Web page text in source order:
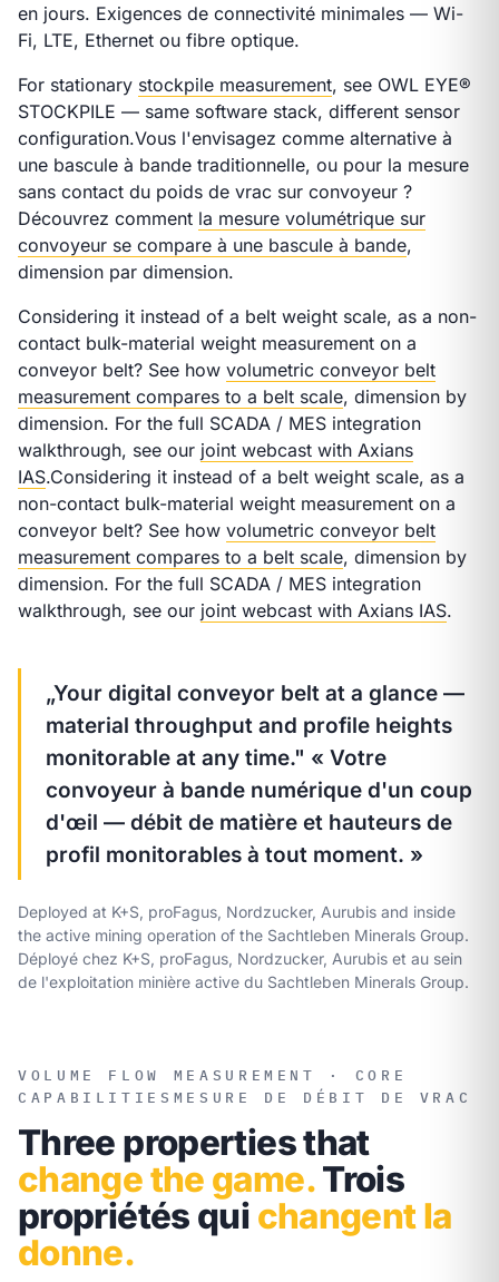
en jours. Exigences de connectivité minimales — Wi-
Fi, LTE, Ethernet ou fibre optique.
For stationary stockpile measurement, see OWL EYE®
STOCKPILE — same software stack, different sensor
configuration.Vous l'envisagez comme alternative à
une bascule à bande traditionnelle, ou pour la mesure
sans contact du poids de vrac sur convoyeur ?
Découvrez comment la mesure volumétrique sur
convoyeur se compare à une bascule à bande,
dimension par dimension.
Considering it instead of a belt weight scale, as a non-
contact bulk-material weight measurement on a
conveyor belt? See how volumetric conveyor belt
measurement compares to a belt scale, dimension by
dimension. For the full SCADA / MES integration
walkthrough, see our joint webcast with Axians
IAS.Considering it instead of a belt weight scale, as a
non-contact bulk-material weight measurement on a
conveyor belt? See how volumetric conveyor belt
measurement compares to a belt scale, dimension by
dimension. For the full SCADA / MES integration
walkthrough, see our joint webcast with Axians IAS.
„Your digital conveyor belt at a glance —
material throughput and profile heights
monitorable at any time." « Votre
convoyeur à bande numérique d'un coup
d'œil — débit de matière et hauteurs de
profil monitorables à tout moment. »
Deployed at K+S, proFagus, Nordzucker, Aurubis and inside
the active mining operation of the Sachtleben Minerals Group.
Déployé chez K+S, proFagus, Nordzucker, Aurubis et au sein
de l'exploitation minière active du Sachtleben Minerals Group.
VOLUME FLOW MEASUREMENT · CORE
CAPABILITIES MESURE DE DÉBIT DE VRAC
Three properties that
change the game.Trois
propriétés qui changent la
donne.